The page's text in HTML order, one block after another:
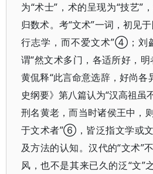
为“术士”，术的呈现为“技艺”
归数术。考“文术”一词，初见
行志学，而不爱文术”④；刘
谓“然文术多门，各适所好，明
黄侃释“此言命意选辞，好尚
史纲要》第八篇认为“汉高祖虽
刑名黄老，而当时诸侯王中，
于文术者”⑥，皆泛指文学或
及方法的认知。汉代的“文术”
风，也不是其来已久的泛“文”